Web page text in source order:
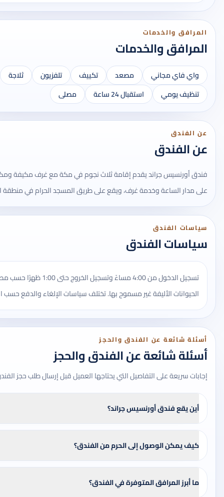
المرافق والخدمات
المرافق والخدمات
واي فاي مجاني مصعد تكييف تلفزيون
ثلاجة
تنظيف يومي
استقبال 24 ساعة مصلى
عن الفندق
عن الفندق
فندق أورنسيس جراند يقدم إقامة ثلاث نجوم في مكة مع غرف مكيفة
على مدار الساعة وخدمة غرف، ويقع على طريق المسجد الحرام في منطقة
سياسات الفندق
سياسات الفندق
تسجيل الدخول من 4:00 مساءً وتسجيل
الحيوانات الأليفة غير مسموح بها. تختلف سياسات الإلغاء والدفع حسب
أسئلة شائعة عن الفندق والحجز
أسئلة شائعة عن الفندق والحجز
إجابات سريعة على التفاصيل التي يحتاجها العميل قبل إرسال طلب حجز
أين يقع فندق أورنسيس جراند؟
كيف يمكن الوصول إلى الحرم من الفندق؟
ما أبرز المرافق المتوفرة في الفندق؟